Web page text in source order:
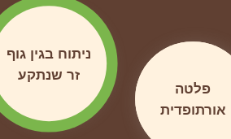
ניתוח בגין גוף
זר שנתקע
פלטה
אורתופדית